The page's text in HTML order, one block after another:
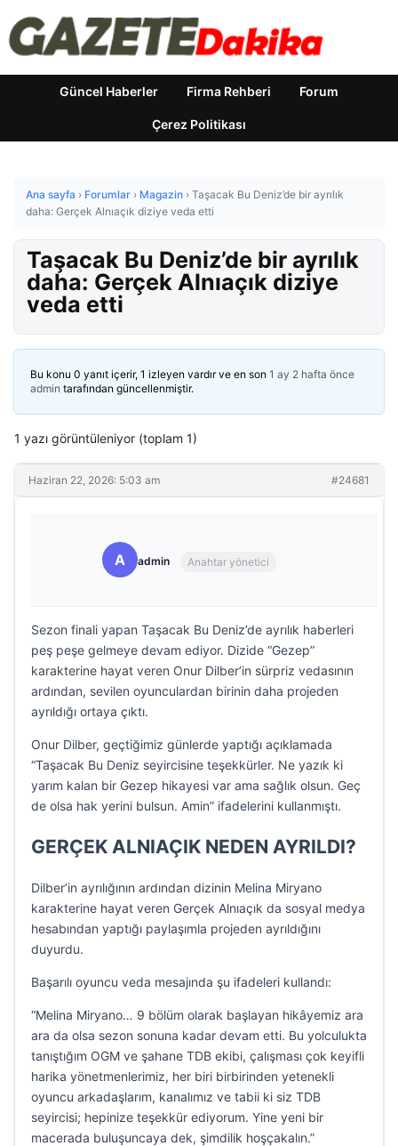
Güncel Haberler Firma Rehberi Forum
Çerez Politikası
Ana sayfa › Forumlar › Magazin › Taşacak Bu Deniz’de bir ayrılık
daha: Gerçek Alnıaçık diziye veda etti
Taşacak Bu Deniz’de bir ayrılık
daha: Gerçek Alnıaçık diziye
veda etti
Bu konu 0 yanıt içerir, 1 izleyen vardır ve en son 1 ay 2 hafta önce
admin tarafından güncellenmiştir.
1 yazı görüntüleniyor (toplam 1)
Haziran 22, 2026: 5:03 am #24681
A admin Anahtar yönetici
Sezon finali yapan Taşacak Bu Deniz’de ayrılık haberleri
peş peşe gelmeye devam ediyor. Dizide “Gezep”
karakterine hayat veren Onur Dilber’in sürpriz vedasının
ardından, sevilen oyunculardan birinin daha projeden
ayrıldığı ortaya çıktı.
Onur Dilber, geçtiğimiz günlerde yaptığı açıklamada
“Taşacak Bu Deniz seyircisine teşekkürler. Ne yazık ki
yarım kalan bir Gezep hikayesi var ama sağlık olsun. Geç
de olsa hak yerini bulsun. Amin” ifadelerini kullanmıştı.
GERÇEK ALNIAÇIK NEDEN AYRILDI?
Dilber’in ayrılığının ardından dizinin Melina Miryano
karakterine hayat veren Gerçek Alnıaçık da sosyal medya
hesabından yaptığı paylaşımla projeden ayrıldığını
duyurdu.
Başarılı oyuncu veda mesajında şu ifadeleri kullandı:
“Melina Miryano… 9 bölüm olarak başlayan hikâyemiz ara
ara da olsa sezon sonuna kadar devam etti. Bu yolculukta
tanıştığım OGM ve şahane TDB ekibi, çalışması çok keyifli
harika yönetmenlerimiz, her biri birbirinden yetenekli
oyuncu arkadaşlarım, kanalımız ve tabii ki siz TDB
seyircisi; hepinize teşekkür ediyorum. Yine yeni bir
macerada buluşuncaya dek, şimdilik hoşçakalın.”